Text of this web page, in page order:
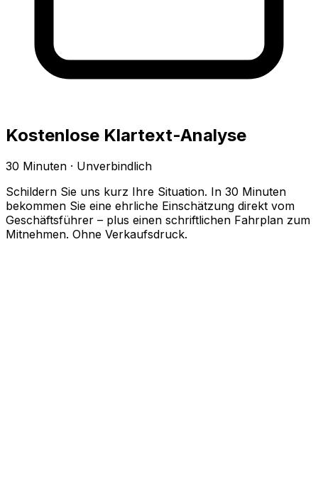
Kostenlose Klartext-Analyse
30 Minuten · Unverbindlich
Schildern Sie uns kurz Ihre Situation. In 30 Minuten
bekommen Sie eine ehrliche Einschätzung direkt vom
Geschäftsführer – plus einen schriftlichen Fahrplan zum
Mitnehmen. Ohne Verkaufsdruck.